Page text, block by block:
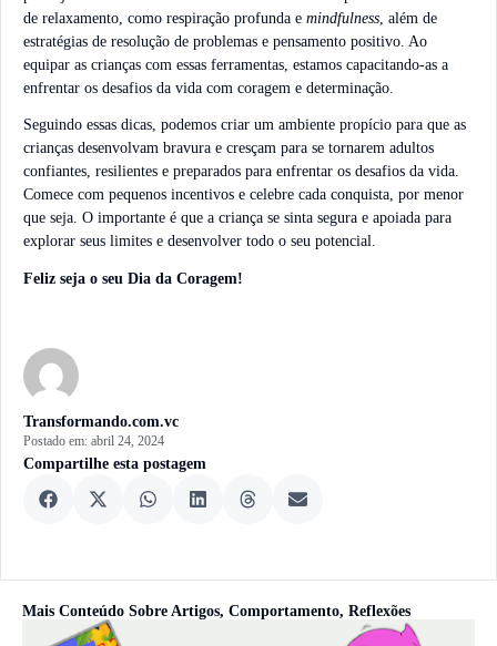
Transformando.com.vc
Postado em: abril 24, 2024
Compartilhe esta postagem
de relaxamento, como respiração profunda e mindfulness , além de
estratégias de resolução de problemas e pensamento positivo. Ao
equipar as crianças com essas ferramentas, estamos capacitando-as a
enfrentar os desafios da vida com coragem e determinação.
Seguindo essas dicas, podemos criar um ambiente propício para que as
crianças desenvolvam bravura e cresçam para se tornarem adultos
confiantes, resilientes e preparados para enfrentar os desafios da vida.
Comece com pequenos incentivos e celebre cada conquista, por menor
que seja. O importante é que a criança se sinta segura e apoiada para
explorar seus limites e desenvolver todo o seu potencial.
Feliz seja o seu Dia da Coragem!
Mais Conteúdo Sobre Artigos, Comportamento, Reflexões